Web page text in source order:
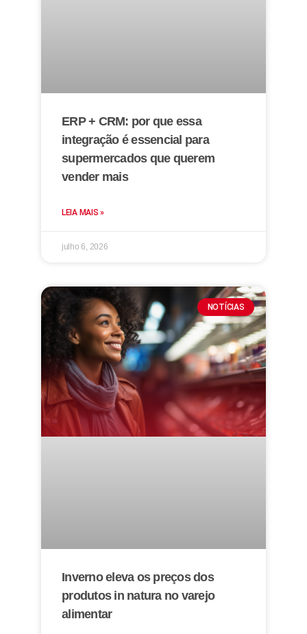
ERP + CRM: por que essa
integração é essencial para
supermercados que querem
vender mais
LEIA MAIS »
julho 6, 2026
NOTÍCIAS
Inverno eleva os preços dos
produtos in natura no varejo
alimentar